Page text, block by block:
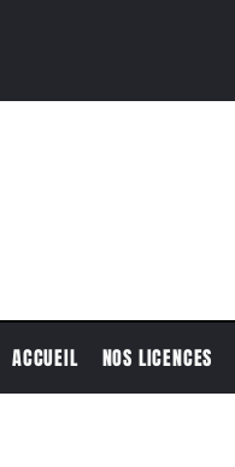
ACCUEIL NOS LICENCES